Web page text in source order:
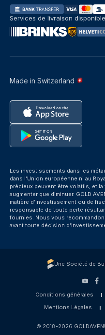
Made in Switzerland
Services de livraison
Les investissements dans les
dans l’Union européenne ni au
précieux peuvent être volatils, et
augmenter que diminuer. GOLD
matière d’investissement ou de
responsable de toute perte
fournies. Nous vous
avant toute décision
Une Société de
Conditions générales
Mentions Légales
© 2018-2026